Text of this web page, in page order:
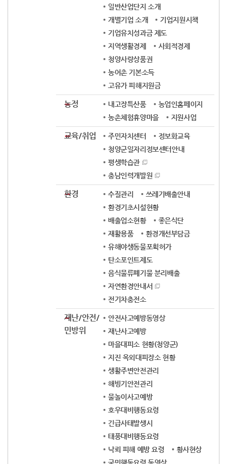
일반산업단지 소개
개별기업 소개
기업지원시책
기업유치성과금 제도
지역생활경제
사회적경제
청양사랑상품권
농어촌 기본소득
고유가 피해지원금
농정 내고장특산품
농업인홈페이지
농촌체험휴양마을
지원사업
교육/취업 주민자치센터
정보화교육
청양군일자리정보센터안내
평생학습관
충남인력개발원
환경 수질관리
쓰레기배출안내
환경기초시설현황
배출업소현황
좋은식단
재활용품
환경개선부담금
유해야생동물포획허가
탄소포인트제도
음식물류폐기물 분리배출
자연환경안내서
전기차충전소
재난/안전/
민방위
안전사고예방동영상
재난사고예방
마을대피소 현황(청양군)
지진 옥외대피장소 현황
생활주변안전관리
해빙기안전관리
물놀이사고예방
호우대비행동요령
긴급사태발생시
태풍대비행동요령
낙뢰 피해 예방 요령
황사현상